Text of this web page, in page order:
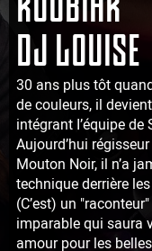
DJ LOUISE
30 ans plus tôt
de couleurs, il
intégrant I’équipe
Aujourd’hui
Mouton Noir, il n’a
technique derrière
(C’est) un
imparable qui saura
amour pour les